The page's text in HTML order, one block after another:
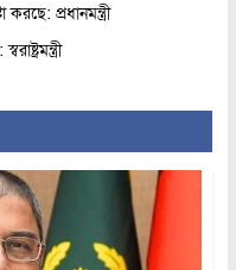
প্রধানমন্ত্রী